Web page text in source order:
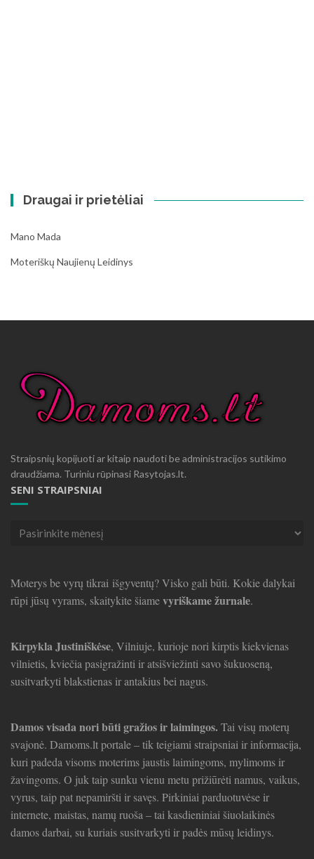
Draugai ir prietėliai
Mano Mada
Moteriškų Naujienų Leidinys
Straipsnių kopijuoti ar kitaip naudoti be administracijos sutikimo
draudžiama. Turiniu rūpinasi Rasytojas.lt.
SENI STRAIPSNIAI
Seni
Moterys be vyrų tikrai išgyventų? Visko gali būti. Kokie dalykai
rūpi jūsų vyrams, skaitykite šiamevyriškame žurnale.
Kirpykla Justiniškėse, Vilniuje, kurioje nori kirptis kiekvienas
vilnietis, kviečia pasigražinti ir atsišviežinti savo šukuoseną,
susitvarkyti blakstienas ir antakius bei nagus.
Damos visada nori būti gražios ir laimingos.Tai visų moterų
svajonė. Damoms.lt portale – tik teigiami straipsniai ir informacija,
kuri padeda visoms moterims jaustis laimingoms, mylimoms ir
žavingoms. O juk taip sunku vienu metu prižiūrėti namus, vaikus,
vyrus, taip pat nepamiršti ir savęs. Pirkiniai parduotuvėse ir
internete, maistas, namų ruoša – tai kasdieniniai šiuolaikinės
damos darbai, su kuriais susitvarkyti ir padės mūsų leidinys.